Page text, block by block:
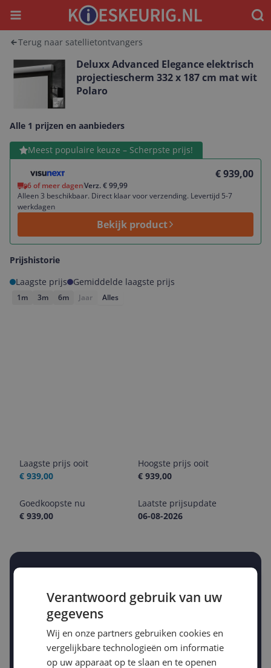
Menu
Terug naar satellietontvangers
Deluxx Advanced Elegance elektrisch
projectiescherm 332 x 187 cm mat wit
Polaro
Alle 1 prijzen en aanbieders
Meest populaire keuze – Scherpste prijs!
€ 939,00
6 of meer dagenVerz. € 99,99
Alleen 3 beschikbaar. Direct klaar voor verzending. Levertijd 5-7
werkdagen
Bekijk product
Bekijk product
Prijshistorie
Laagste prijs
Gemiddelde laagste prijs
1m 3m 6m Jaar Alles
Laagste prijs ooit
€ 939,00
Hoogste prijs ooit
€ 939,00
Goedkoopste nu
€ 939,00
Laatste prijsupdate
06-08-2026
Jouw e-mailadres
Gewenste daling of bedrag
Gewenste prijs
Verantwoord gebruik van uw
gegevens
Wij en onze partners gebruiken cookies en
vergelijkbare technologieën om informatie
op uw apparaat op te slaan en te openen